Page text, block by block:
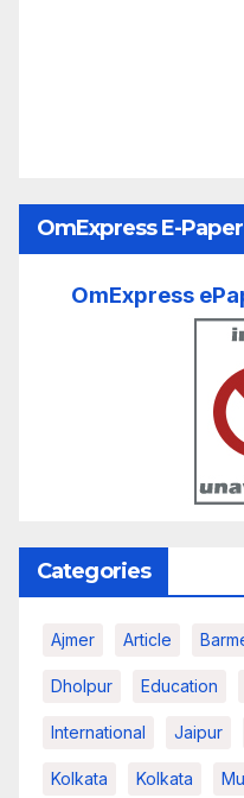
OmExpress E-Paper
OmExpress
Categories
Ajmer Article
Dholpur Education
International Jaipur
Kolkata Kolkata